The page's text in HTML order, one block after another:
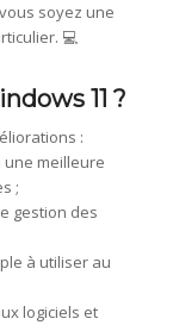
soyez une
💻
11 ?
:
une meilleure
;
gestion des
à utiliser au
logiciels et